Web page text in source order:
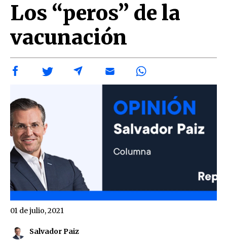
Los “peros” de la
vacunación
Salvador Paiz
01 de julio, 2021